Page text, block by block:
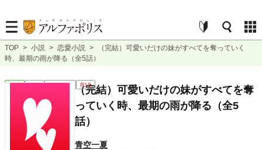
TOP > 小説 > 恋愛小説 >
（完結）可愛いだけの妹がすべてを奪っていく
時、最期の雨が降る（全5話）
恋愛 完結 ｼｮｰﾄｼｮｰﾄ R15
（完結）可愛いだけの妹がすべてを奪
っていく時、最期の雨が降る（全5
話）
青空一夏